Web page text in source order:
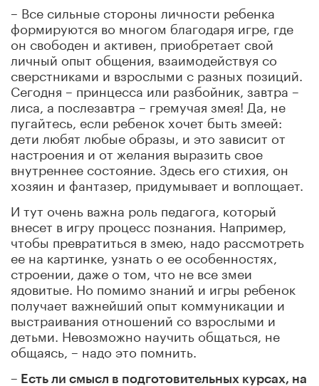
– Все сильные стороны личности ребенка
формируются во многом благодаря игре, где
он свободен и активен, приобретает свой
личный опыт общения, взаимодействуя со
сверстниками и взрослыми с разных позиций.
Сегодня – принцесса или разбойник, завтра –
лиса, а послезавтра – гремучая змея! Да, не
пугайтесь, если ребенок хочет быть змеей:
дети любят любые образы, и это зависит от
настроения и от желания выразить свое
внутреннее состояние. Здесь его стихия, он
хозяин и фантазер, придумывает и воплощает.
И тут очень важна роль педагога, который
внесет в игру процесс познания. Например,
чтобы превратиться в змею, надо рассмотреть
ее на картинке, узнать о ее особенностях,
строении, даже о том, что не все змеи
ядовитые. Но помимо знаний и игры ребенок
получает важнейший опыт коммуникации и
выстраивания отношений со взрослыми и
детьми. Невозможно научить общаться, не
общаясь, – надо это помнить.
– Есть ли смысл в подготовительных курсах, на